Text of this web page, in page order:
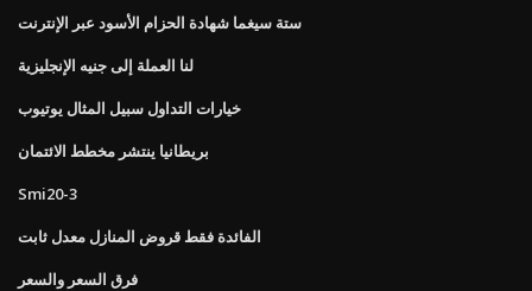
ستة سيغما شهادة الحزام الأسود عبر الإنترنت
لنا العملة إلى جنيه الإنجليزية
خيارات التداول سبيل المثال يوتيوب
بريطانيا ينتشر مخطط الائتمان
Smi20-3
الفائدة فقط قروض المنازل معدل ثابت
فرق السعر والسعر